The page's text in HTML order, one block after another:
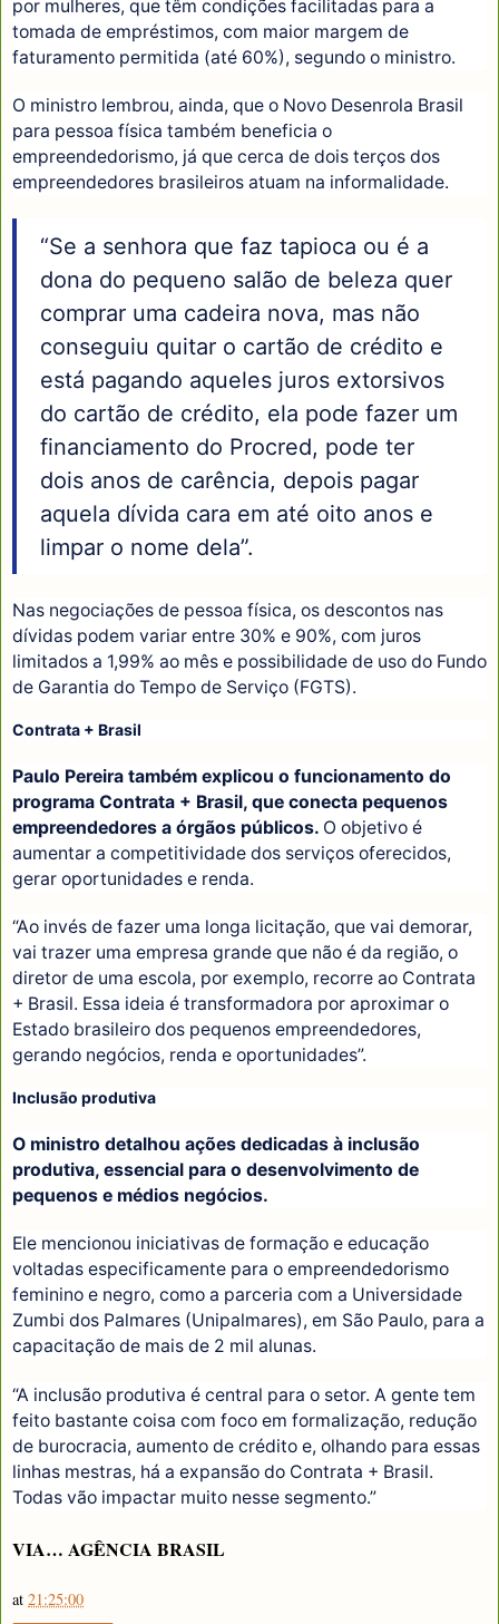
por mulheres, que têm condições facilitadas para a
tomada de empréstimos, com maior margem de
faturamento permitida (até 60%), segundo o ministro.
O ministro lembrou, ainda, que o Novo Desenrola Brasil
para pessoa física também beneficia o
empreendedorismo, já que cerca de dois terços dos
empreendedores brasileiros atuam na informalidade.
“Se a senhora que faz tapioca ou é a
dona do pequeno salão de beleza quer
comprar uma cadeira nova, mas não
conseguiu quitar o cartão de crédito e
está pagando aqueles juros extorsivos
do cartão de crédito, ela pode fazer um
financiamento do Procred, pode ter
dois anos de carência, depois pagar
aquela dívida cara em até oito anos e
limpar o nome dela”.
Nas negociações de pessoa física, os descontos nas
dívidas podem variar entre 30% e 90%, com juros
limitados a 1,99% ao mês e possibilidade de uso do Fundo
de Garantia do Tempo de Serviço (FGTS).
Contrata + Brasil
Paulo Pereira também explicou o funcionamento do
programa Contrata + Brasil, que conecta pequenos
empreendedores a órgãos públicos. O objetivo é
aumentar a competitividade dos serviços oferecidos,
gerar oportunidades e renda.
“Ao invés de fazer uma longa licitação, que vai demorar,
vai trazer uma empresa grande que não é da região, o
diretor de uma escola, por exemplo, recorre ao Contrata
+ Brasil. Essa ideia é transformadora por aproximar o
Estado brasileiro dos pequenos empreendedores,
gerando negócios, renda e oportunidades”.
Inclusão produtiva
O ministro detalhou ações dedicadas à inclusão
produtiva, essencial para o desenvolvimento de
pequenos e médios negócios.
Ele mencionou iniciativas de formação e educação
voltadas especificamente para o empreendedorismo
feminino e negro, como a parceria com a Universidade
Zumbi dos Palmares (Unipalmares), em São Paulo, para a
capacitação de mais de 2 mil alunas.
“A inclusão produtiva é central para o setor. A gente tem
feito bastante coisa com foco em formalização, redução
de burocracia, aumento de crédito e, olhando para essas
linhas mestras, há a expansão do Contrata + Brasil.
Todas vão impactar muito nesse segmento.”
VIA… AGÊNCIA BRASIL
at 21:25:00